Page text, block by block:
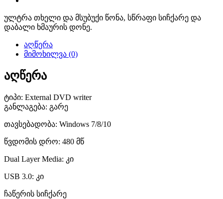
ულტრა თხელი და მსუბუქი წონა, სწრაფი სიჩქარე და
დაბალი ხმაურის დონე.
აღწერა
მიმოხილვა (0)
აღწერა
ტიპი: External DVD writer
განლაგება: გარე
თავსებადობა: Windows 7/8/10
წვდომის დრო: 480 მწ
Dual Layer Media: კი
USB 3.0: კი
ჩაწერის სიჩქარე